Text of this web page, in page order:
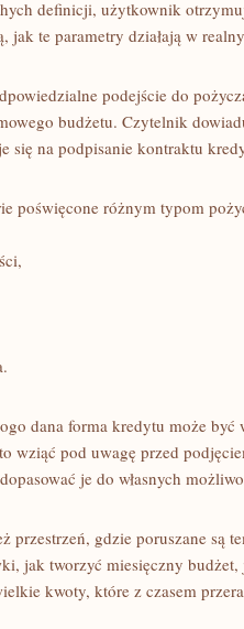
definicji, użytkownik
jak te parametry działają w
podejście do
budżetu. Czytelnik
się na podpisanie kontraktu
poświęcone różnym typom
dana forma kredytu może być
wziąć pod uwagę przed
je do własnych
przestrzeń, gdzie poruszane są
jak tworzyć miesięczny
kwoty, które z czasem